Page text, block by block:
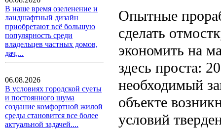
В наше время озеленение и
ландшафтный дизайн
приобретают всё большую
популярность среди
владельцев частных домов,
дач,...
06.08.2026
В условиях городской суеты
и постоянного шума
создание комфортной жилой
среды становится все более
актуальной задачей....
Опытные
сделать
экономить на
здесь проста:
необходимый
объекте
условий